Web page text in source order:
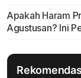
Apakah Haram
Agustusan? Ini